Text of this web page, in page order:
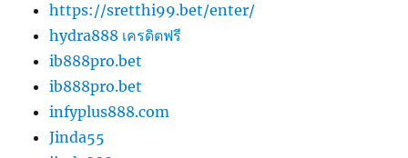
https://sretthi99.bet/enter/
hydra888 เครดิตฟรี
ib888pro.bet
ib888pro.bet
infyplus888.com
Jinda55